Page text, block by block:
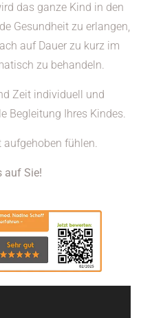
das ganze Kind in den
Gesundheit zu erlangen,
auf Dauer zu kurz im
zu behandeln.
Zeit individuell und
Begleitung Ihres Kindes.
aufgehoben fühlen.
auf Sie!